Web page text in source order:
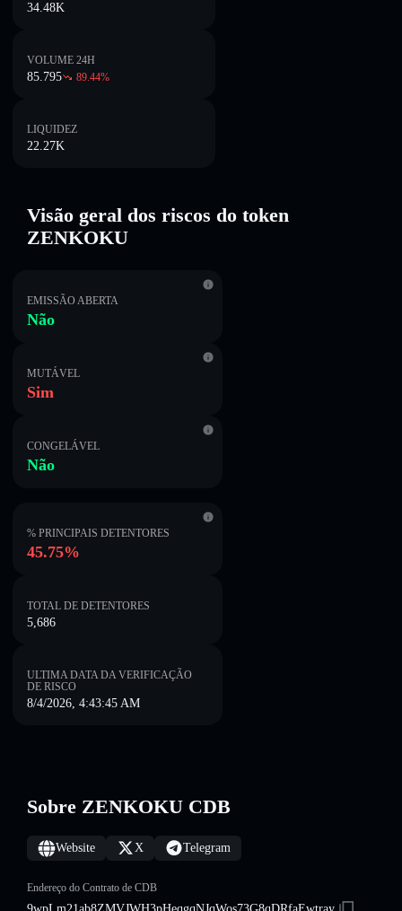
34.48K
VOLUME 24H
85.795 89.44%
LIQUIDEZ
22.27K
Visão geral dos riscos do token
ZENKOKU
EMISSÃO ABERTA
Não
MUTÁVEL
Sim
CONGELÁVEL
Não
% PRINCIPAIS DETENTORES
45.75%
TOTAL DE DETENTORES
5,686
ULTIMA DATA DA VERIFICAÇÃO
DE RISCO
8/4/2026, 4:43:45 AM
Sobre ZENKOKU CDB
Website X Telegram
Endereço do Contrato de CDB